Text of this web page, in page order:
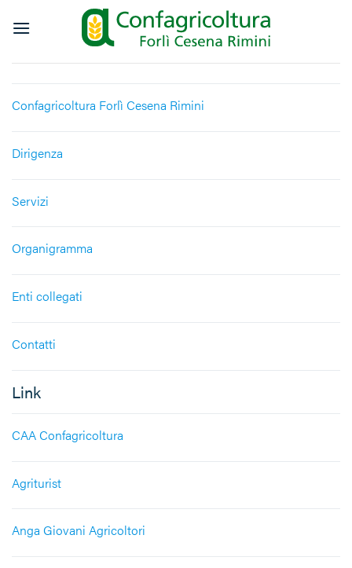
Confagricoltura Forlì Cesena Rimini
Dirigenza
Servizi
Organigramma
Enti collegati
Contatti
Link
CAA Confagricoltura
Agriturist
Anga Giovani Agricoltori